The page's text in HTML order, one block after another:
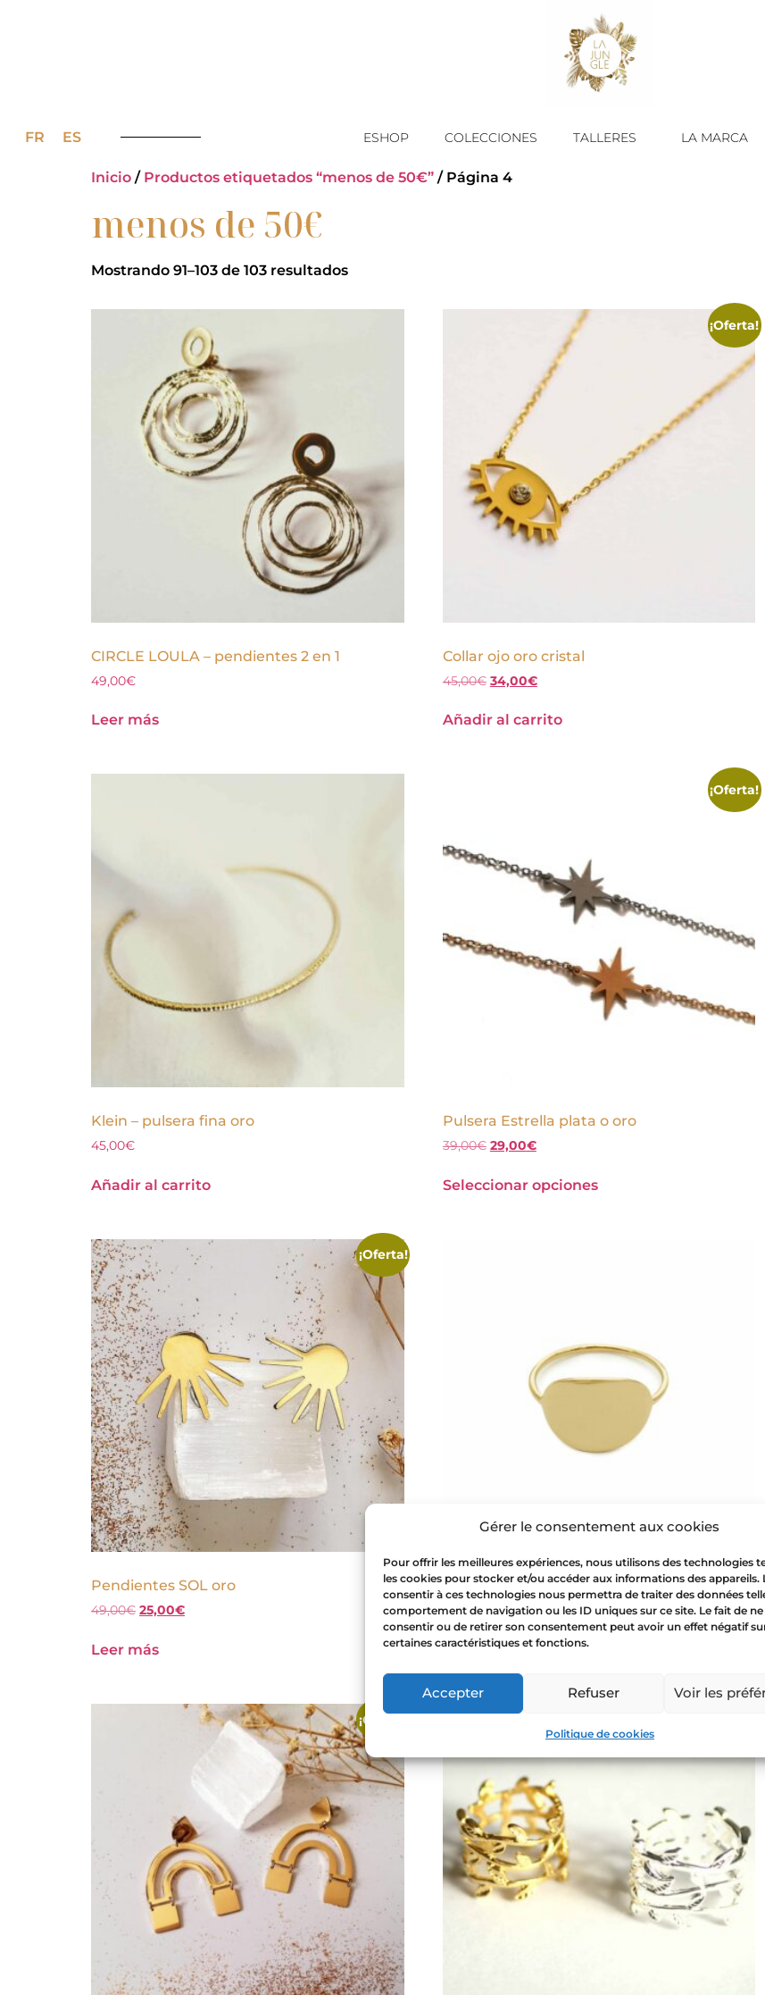
Gérer le consentement aux cookies
Pour offrir les meilleures expériences, nous utilisons des technologies
les cookies pour stocker et/ou accéder aux informations des appareils.
consentir à ces technologies nous permettra de traiter des données
comportement de navigation ou les ID uniques sur ce site. Le fait de ne
consentir ou de retirer son consentement peut avoir un effet négatif
certaines caractéristiques et fonctions.
Accepter Refuser Voir les
Politique de cookies
FR ES ESHOP COLECCIONES TALLERES LA MARCA
Inicio / Productos etiquetados “menos de 50€” / Página 4
menos de 50€
Mostrando 91–103 de 103 resultados
CIRCLE LOULA – pendientes 2 en 1
49,00€
Leer más
¡Oferta!
Collar ojo oro cristal
45,00€ 34,00€
Añadir al carrito
Klein – pulsera fina oro
45,00€
Añadir al carrito
¡Oferta!
Pulsera Estrella plata o oro
39,00€ 29,00€
Seleccionar opciones
¡Oferta!
Pendientes SOL oro
49,00€ 25,00€
Leer más
PURE RING – anillo oro
39,00€
Leer más
¡Oferta!